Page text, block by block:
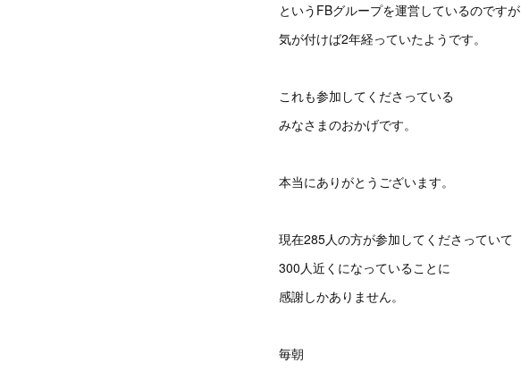
というFBグループを運営しているのですが
気が付けば2年経っていたようです。
これも参加してくださっている
みなさまのおかげです。
本当にありがとうございます。
現在285人の方が参加してくださっていて
300人近くになっていることに
感謝しかありません。
毎朝